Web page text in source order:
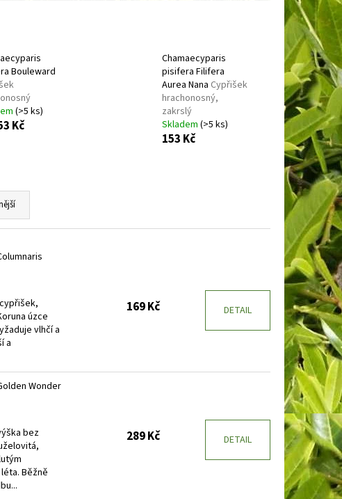
Bouleward
(>5 ks)
Kč
Chamaecyparis
pisifera Filifera
Aurea Nana Cypřišek
hrachonosný,
zakrslý
Skladem (>5 ks)
153 Kč
úzce
vlhčí a
a
169 Kč DETAIL
Wonder
bez
Běžně
289 Kč DETAIL